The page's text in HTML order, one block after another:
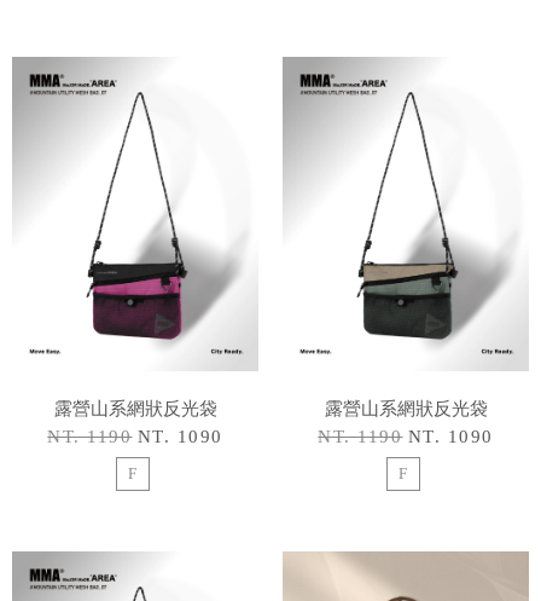
露營山系網狀反光袋
NT. 1190 NT. 1090
F
露營山系網狀反光袋
NT. 1190 NT. 1090
F